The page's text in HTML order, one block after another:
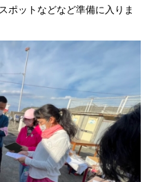
ポットなどなど準備に入りま